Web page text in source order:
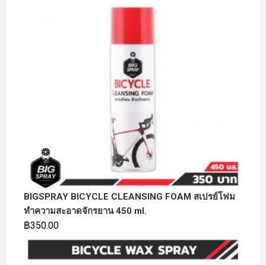
BIGSPRAY BICYCLE CLEANSING FOAM สเปรย์โฟม
ทำความสะอาดจักรยาน 450 ml.
฿350.00